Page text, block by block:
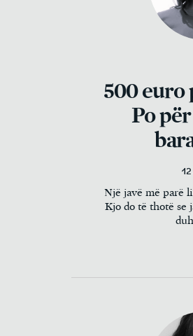
500 euro
Po
Një javë më parë
Kjo do të thotë se